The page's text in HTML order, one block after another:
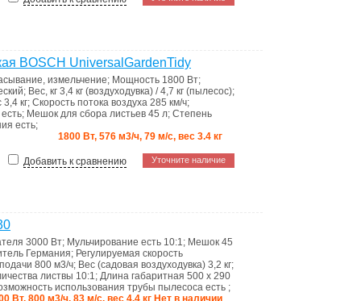
BOSCH UniversalGardenTidy
измельчение; Мощность 1800 Вт;
; Вес, кг 3,4 кг (воздуходувка) / 4,7 кг (пылесос);
3,4 кг; Скорость потока воздуха 285 км/ч;
есть; Мешок для сбора листьев 45 л; Степень
есть;
1800 Вт, 576 м3/ч, 79 м/с, вес 3.4 кг
Уточните наличие
Добавить к сравнению
3000 Вт; Мульчирование есть 10:1; Мешок 45
Германия; Регулируемая скорость
800 м3/ч; Вес (садовая воздуходувка) 3,2 кг;
листвы 10:1; Длина габаритная 500 x 290
использования трубы пылесоса есть ;
Вт, 800 м3/ч, 83 м/с, вес 4.4 кг Нет в наличии